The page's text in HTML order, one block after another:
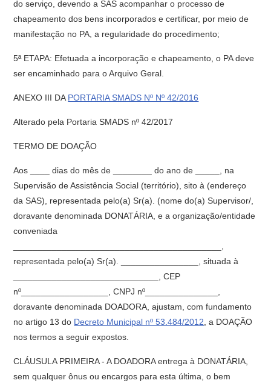
do serviço, devendo a SAS acompanhar o processo de
chapeamento dos bens incorporados e certificar, por meio de
manifestação no PA, a regularidade do procedimento;
5ª ETAPA: Efetuada a incorporação e chapeamento, o PA deve
ser encaminhado para o Arquivo Geral.
ANEXO III DA PORTARIA SMADS Nº Nº 42/2016
Alterado pela Portaria SMADS nº 42/2017
TERMO DE DOAÇÃO
Aos ____ dias do mês de ________ do ano de _____, na
Supervisão de Assistência Social (território), sito à (endereço
da SAS), representada pelo(a) Sr(a). (nome do(a) Supervisor/,
doravante denominada DONATÁRIA, e a organização/entidade
conveniada
representada pelo(a) Sr(a). ________________, situada à
______________________________, CEP
nº__________________, CNPJ nº_______________,
doravante denominada DOADORA, ajustam, com fundamento
no artigo 13 do Decreto Municipal nº 53.484/2012 , a DOAÇÃO
nos termos a seguir expostos.
CLÁUSULA PRIMEIRA - A DOADORA entrega à DONATÁRIA,
sem qualquer ônus ou encargos para esta última, o bem